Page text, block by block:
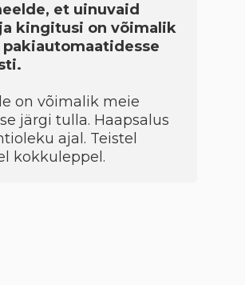
et uinuvaid
kingitusi on võimalik
on võimalik meie
järgi tulla. Haapsalus
ajal. Teistel
kokkuleppel.